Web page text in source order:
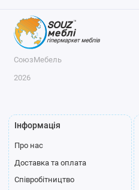
СоюзМебель
2026
Інформація
Про нас
Доставка та оплата
Співробітництво